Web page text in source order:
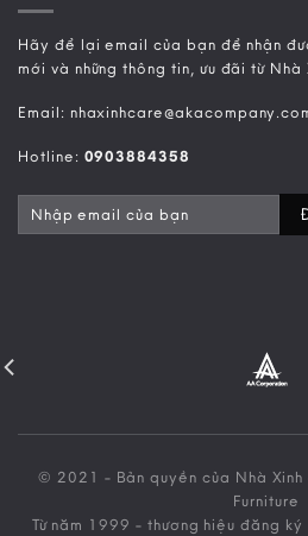
Hãy để lại email của bạn để nhận
mới và những thông tin, ưu đãi từ Nhà
Email:
Hotline: 0903884358
© 2021 - Bản quyền của Nhà Xinh
Furniture
Từ năm 1999 - thương hiệu đăng